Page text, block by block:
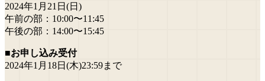
2024年1月21日(日)
午前の部：10:00〜11:45
午後の部：14:00〜15:45
■お申し込み受付
2024年1月18日(木)23:59まで